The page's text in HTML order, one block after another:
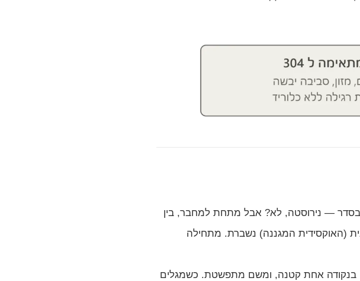
נראה בסדר — נירוסטה, לא? אבל מתחת למחבר, בין
(האוקסידית המגננה) נשברת. מתחילה
בנקודה אחת קטנה, ומשם מתפשטת. כשמגלים